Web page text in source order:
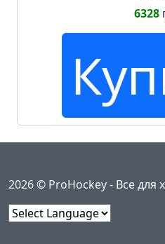
6328
2026 © ProHockey - Все для